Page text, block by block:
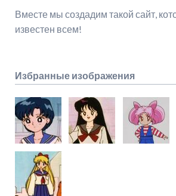
Вместе мы создадим такой сайт,
известен всем!
Избранные изображения